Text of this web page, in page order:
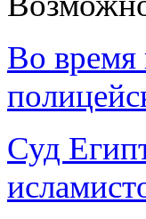
Во время
Суд